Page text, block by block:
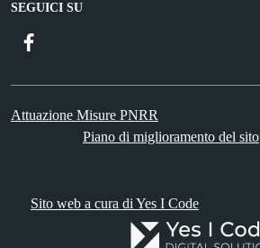
SEGUICI SU
Attuazione Misure PNRR
Piano di miglioramento del sito
Sito web a cura di Yes I Code